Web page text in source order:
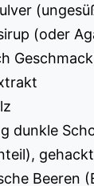
(oder
dunkle
gehackt
Beeren